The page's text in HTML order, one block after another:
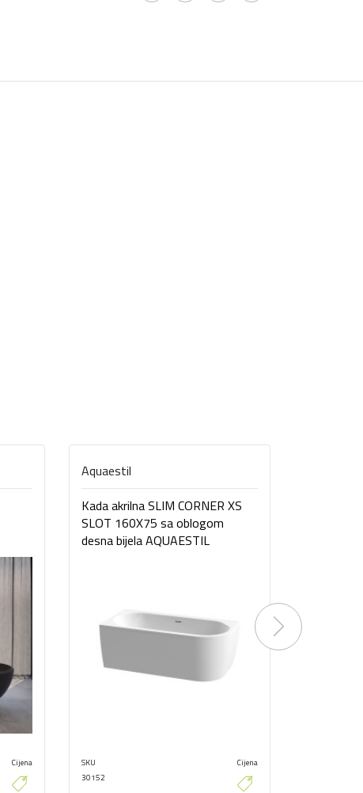
Cijena
Aquaestil
Kada akrilna SLIM CORNER XS
SLOT 160X75 sa oblogom
desna bijela AQUAESTIL
SKU
30152
Cijena
Next